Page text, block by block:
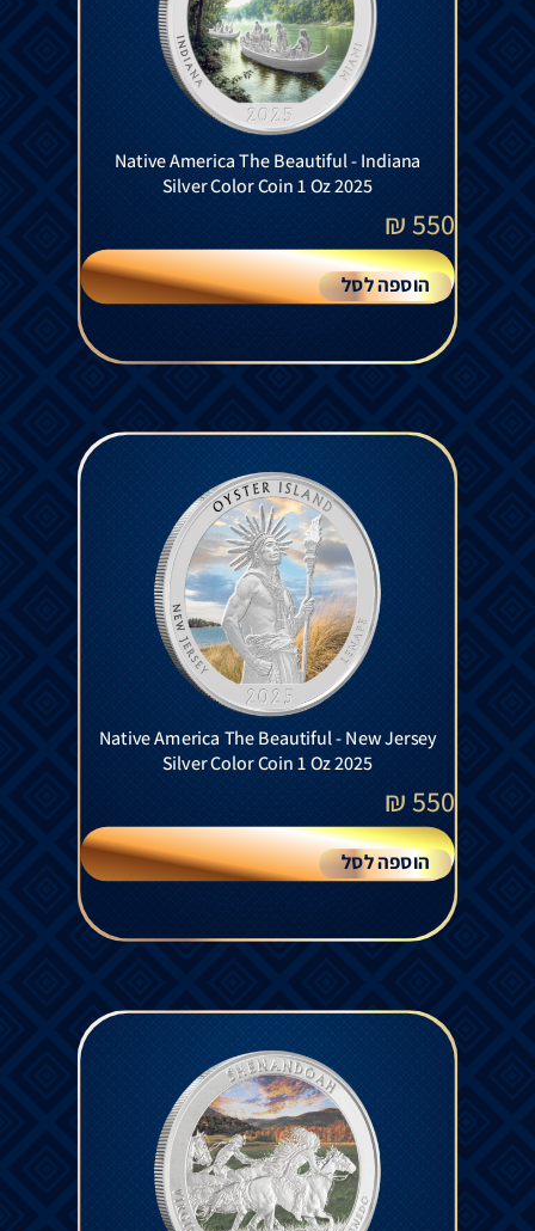
Native America The Beautiful - Indiana
Silver Color Coin 1 Oz 2025
550
₪
הוספה לסל
Native America The Beautiful - New Jersey
Silver Color Coin 1 Oz 2025
550
₪
הוספה לסל